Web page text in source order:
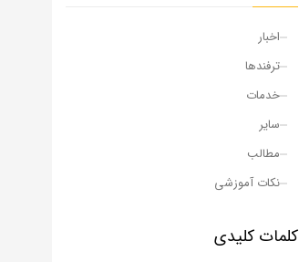
اخبار
ترفندها
خدمات
سایر
مطالب
نکات آموزشی
کلمات کلیدی